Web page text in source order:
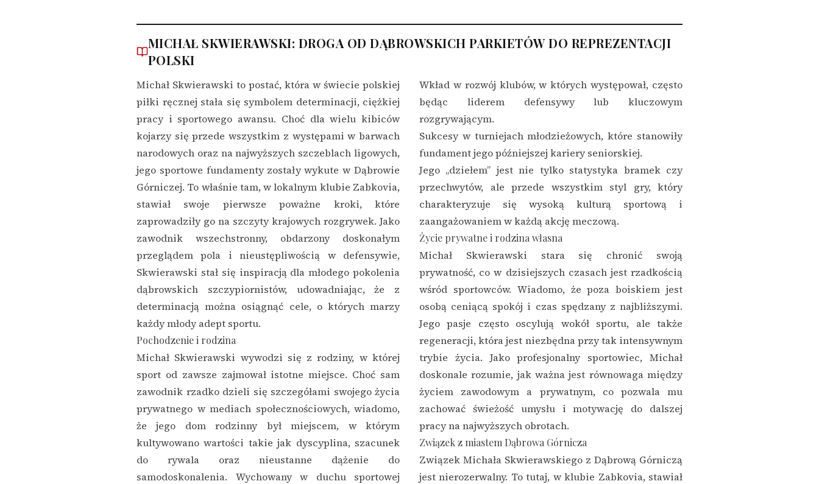
MICHAŁ SKWIERAWSKI: DROGA OD DĄBROWSKICH PARKIETÓW DO REPREZENTACJI
POLSKI
Michał Skwierawski to postać, która w świecie polskiej
piłki ręcznej stała się symbolem determinacji, ciężkiej
pracy i sportowego awansu. Choć dla wielu kibiców
kojarzy się przede wszystkim z występami w barwach
narodowych oraz na najwyższych szczeblach ligowych,
jego sportowe fundamenty zostały wykute w Dąbrowie
Górniczej. To właśnie tam, w lokalnym klubie Zabkovia,
stawiał swoje pierwsze poważne kroki, które
zaprowadziły go na szczyty krajowych rozgrywek. Jako
zawodnik wszechstronny, obdarzony doskonałym
przeglądem pola i nieustępliwością w defensywie,
Skwierawski stał się inspiracją dla młodego pokolenia
dąbrowskich szczypiornistów, udowadniając, że z
determinacją można osiągnąć cele, o których marzy
każdy młody adept sportu.
Pochodzenie i rodzina
Michał Skwierawski wywodzi się z rodziny, w której
sport od zawsze zajmował istotne miejsce. Choć sam
zawodnik rzadko dzieli się szczegółami swojego życia
prywatnego w mediach społecznościowych, wiadomo,
że jego dom rodzinny był miejscem, w którym
kultywowano wartości takie jak dyscyplina, szacunek
do rywala oraz nieustanne dążenie do
samodoskonalenia. Wychowany w duchu sportowej
Wkład w rozwój klubów, w których występował, często
będąc liderem defensywy lub kluczowym
rozgrywającym.
Sukcesy w turniejach młodzieżowych, które stanowiły
fundament jego późniejszej kariery seniorskiej.
Jego „dziełem” jest nie tylko statystyka bramek czy
przechwytów, ale przede wszystkim styl gry, który
charakteryzuje się wysoką kulturą sportową i
zaangażowaniem w każdą akcję meczową.
Życie prywatne i rodzina własna
Michał Skwierawski stara się chronić swoją
prywatność, co w dzisiejszych czasach jest rzadkością
wśród sportowców. Wiadomo, że poza boiskiem jest
osobą ceniącą spokój i czas spędzany z najbliższymi.
Jego pasje często oscylują wokół sportu, ale także
regeneracji, która jest niezbędna przy tak intensywnym
trybie życia. Jako profesjonalny sportowiec, Michał
doskonale rozumie, jak ważna jest równowaga między
życiem zawodowym a prywatnym, co pozwala mu
zachować świeżość umysłu i motywację do dalszej
pracy na najwyższych obrotach.
Związek z miastem Dąbrowa Górnicza
Związek Michała Skwierawskiego z Dąbrową Górniczą
jest nierozerwalny. To tutaj, w klubie Zabkovia, stawiał